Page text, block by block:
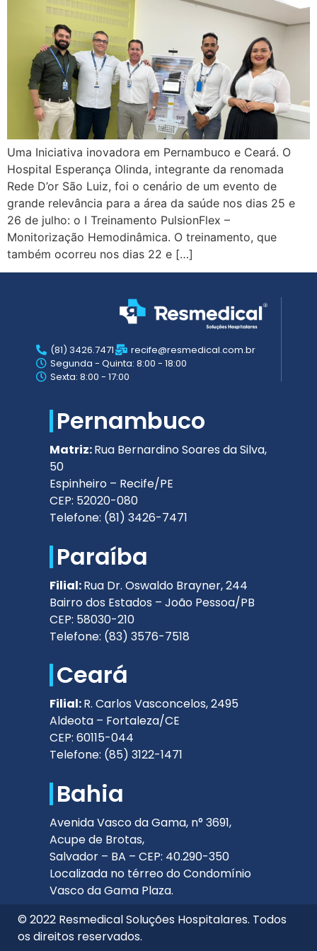
Uma Iniciativa inovadora em Pernambuco e Ceará. O
Hospital Esperança Olinda, integrante da renomada
Rede D’or São Luiz, foi o cenário de um evento de
grande relevância para a área da saúde nos dias 25 e
26 de julho: o I Treinamento PulsionFlex –
Monitorização Hemodinâmica. O treinamento, que
também ocorreu nos dias 22 e […]
(81) 3426.7471
recife@resmedical.com.br
Segunda - Quinta: 8:00 - 18:00
Sexta: 8:00 - 17:00
Pernambuco
Matriz:Rua Bernardino Soares da Silva,
50
Espinheiro – Recife/PE
CEP: 52020-080
Telefone: (81) 3426-7471
Paraíba
Filial:Rua Dr. Oswaldo Brayner, 244
Bairro dos Estados – João Pessoa/PB
CEP: 58030-210
Telefone: (83) 3576-7518
Ceará
Filial:R. Carlos Vasconcelos, 2495
Aldeota – Fortaleza/CE
CEP: 60115-044
Telefone: (85) 3122-1471
Bahia
Avenida Vasco da Gama, n° 3691,
Acupe de Brotas,
Salvador – BA – CEP: 40.290-350
Localizada no térreo do Condomínio
Vasco da Gama Plaza.
© 2022 Resmedical Soluções Hospitalares. Todos
os direitos reservados.